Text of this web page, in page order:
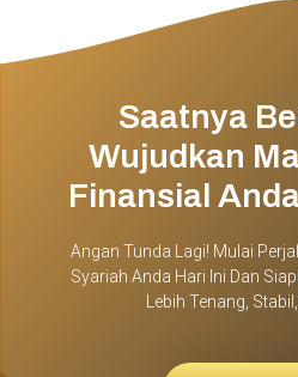
Saatnya
Wujudkan
Finansial
Angan Tunda Lagi! Mulai
Syariah Anda Hari Ini Dan
Lebih Tenang,